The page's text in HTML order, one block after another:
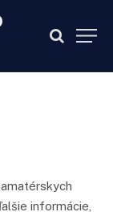
informácie,